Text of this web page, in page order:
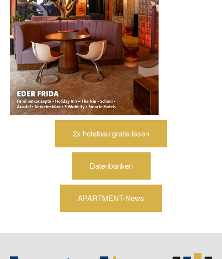
2x hotelbau gratis lesen
Datenbanken
APARTMENT-News